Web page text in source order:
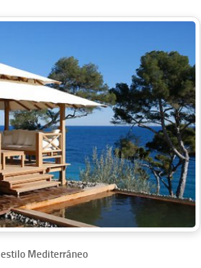
Mediterráneo